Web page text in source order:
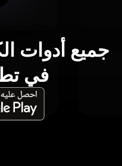
جميع أدوات
في